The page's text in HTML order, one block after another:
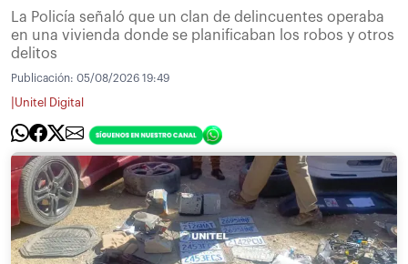
La Policía señaló que un clan de delincuentes operaba
en una vivienda donde se planificaban los robos y otros
delitos
Publicación: 05/08/2026 19:49
Unitel Digital